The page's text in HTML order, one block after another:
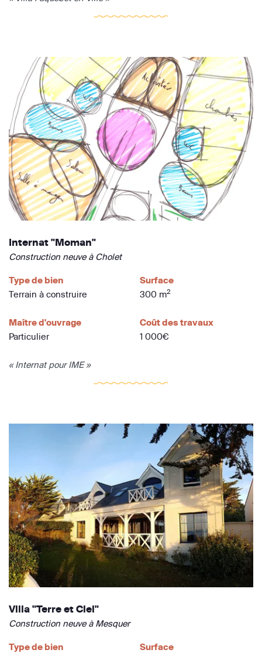
Internat "Moman"
Construction neuve à Cholet
Type de bien
Terrain à construire
Surface
300 m2
Maître d'ouvrage
Particulier
Coût des travaux
1 000€
« Internat pour IME »
Villa "Terre et Ciel"
Construction neuve à Mesquer
Type de bien
Surface